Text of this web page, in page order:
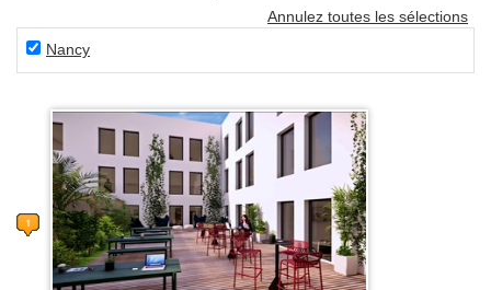
Annulez toutes les sélections
Nancy